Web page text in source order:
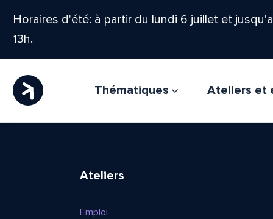
Horaires d'été: à partir du lundi 6 juillet et
13h.
Thématiques Ateliers et
Ateliers
Emploi